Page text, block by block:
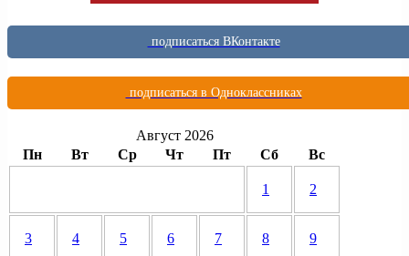
подписаться ВКонтакте
подписаться в Одноклассниках
Август 2026
Пн
Вт Ср Чт Пт Сб Вс
1 2
3 4 5 6 7 8 9